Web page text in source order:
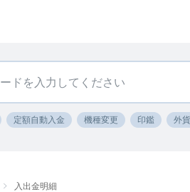
定額自動入金 機種変更 印鑑 外貨
入出金明細